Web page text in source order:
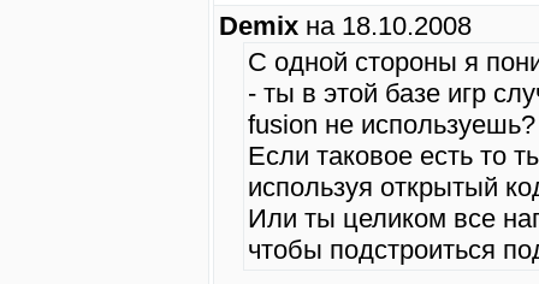
Demix на 18.10.2008
С одной стороны я
- ты в этой базе игр
fusion не
Если таковое есть то
используя открытый
Или ты целиком все
чтобы подстроиться